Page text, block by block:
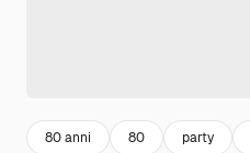
80 anni 80 party